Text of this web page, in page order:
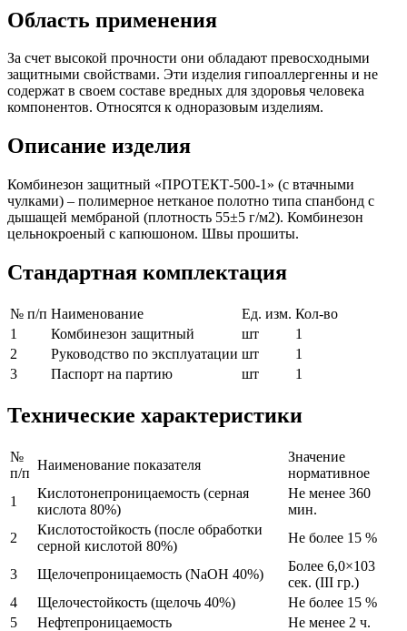
Область применения
За счет высокой прочности они обладают превосходными
защитными свойствами. Эти изделия гипоаллергенны и не
содержат в своем составе вредных для здоровья человека
компонентов. Относятся к одноразовым изделиям.
Описание изделия
Комбинезон защитный «ПРОТЕКТ-500-1» (с втачными
чулками) – полимерное нетканое полотно типа спанбонд с
дышащей мембраной (плотность 55±5 г/м2). Комбинезон
цельнокроеный с капюшоном. Швы прошиты.
Стандартная комплектация
№ п/п Наименование Ед. изм. Кол-во
1
Комбинезон защитный шт
1
2
Руководство по эксплуатации шт
1
3
Паспорт на партию шт 1
Технические характеристики
№
п/п
Наименование показателя
Значение
нормативное
1
Кислотонепроницаемость (серная
кислота 80%)
Не менее 360
мин.
2
Кислотостойкость (после обработки
серной кислотой 80%)
Не более 15 %
3 Щелочепроницаемость (NaOH 40%)
Более 6,0×103
сек. (III гр.)
4
Щелочестойкость (щелочь 40%)
Не более 15 %
5
Нефтепроницаемость
Не менее 2 ч.